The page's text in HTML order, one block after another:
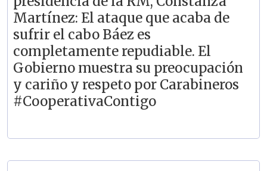
Martínez: El ataque que acaba de
sufrir el cabo Báez es
completamente repudiable. El
Gobierno muestra su preocupación
y cariño y respeto por Carabineros
#CooperativaContigo